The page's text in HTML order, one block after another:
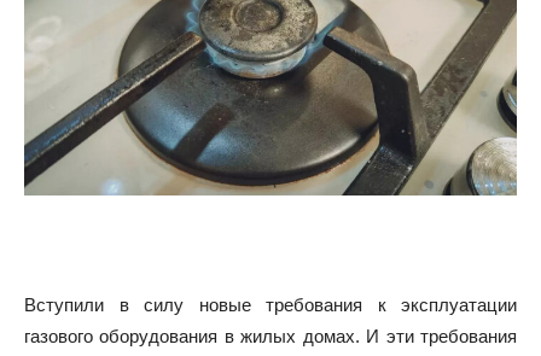
Вступили в силу новые требования к эксплуатации
газового оборудования в жилых домах. И эти требования